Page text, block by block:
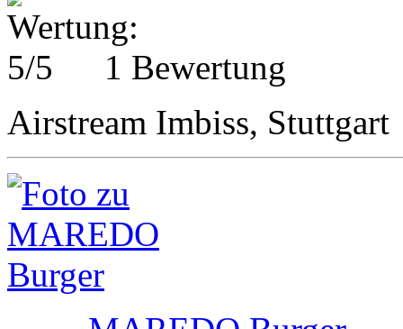
1 Bewertung
Airstream Imbiss, Stuttgart